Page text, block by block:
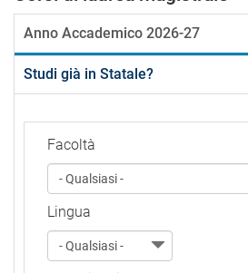
Anno Accademico 2026-27
Studi già in Statale?
Facoltà
Lingua